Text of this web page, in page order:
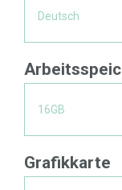
Deutsch
16GB
Grafikkarte